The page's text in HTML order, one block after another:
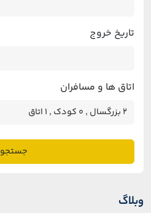
تاریخ خروج
اتاق ها و مسافران
جستجو
وبلاگ